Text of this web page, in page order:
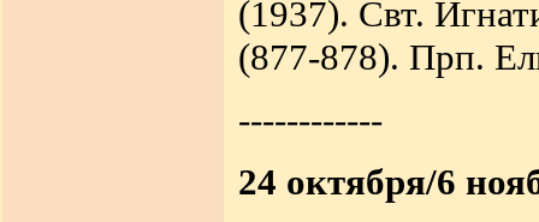
(1937). Свт.
(877-878). Прп.
------------
24 октября/6